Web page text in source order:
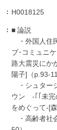
H0018125
■ 論説
・外国人住
ブ･コミュニ
路大震災にか
陽子]（p.93-
・シュター
ウン -｢｢未完
をめぐって-[
・高齢者社